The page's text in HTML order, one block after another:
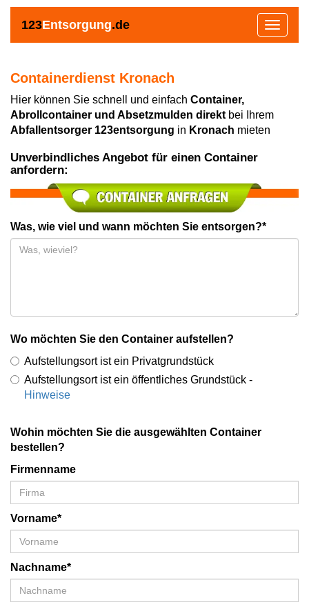
123Entsorgung.de
Toggle
Containerdienst Kronach
Hier können Sie schnell und einfach Container,
Abrollcontainer und Absetzmulden direkt bei Ihrem
Abfallentsorger 123entsorgung in Kronach mieten
Unverbindliches Angebot für einen Container
anfordern:
Was, wie viel und wann möchten Sie entsorgen?*
Wo möchten Sie den Container aufstellen?
Aufstellungsort ist ein Privatgrundstück
Aufstellungsort ist ein öffentliches Grundstück -
Hinweise
Wohin möchten Sie die ausgewählten Container
bestellen?
Firmenname
Vorname*
Nachname*